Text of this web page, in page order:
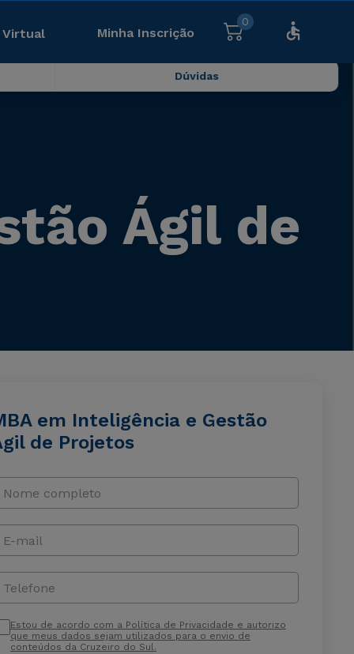
Virtual Minha Inscrição
0
Dúvidas
Ágil de
em Inteligência e Gestão
de Projetos
Nome completo
E-mail
Telefone
Estou de acordo com a Política de Privacidade e autorizo
que meus dados sejam utilizados para o envio de
conteúdos da Cruzeiro do Sul.